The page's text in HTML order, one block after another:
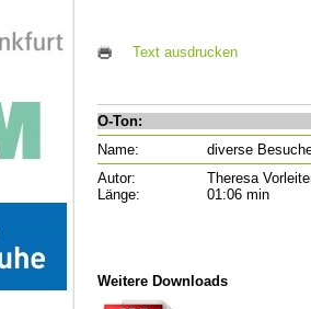
Text ausdrucken
O-Ton:
Name:
diverse
Autor:
Theresa
Länge:
01:06 min
Weitere Downloads